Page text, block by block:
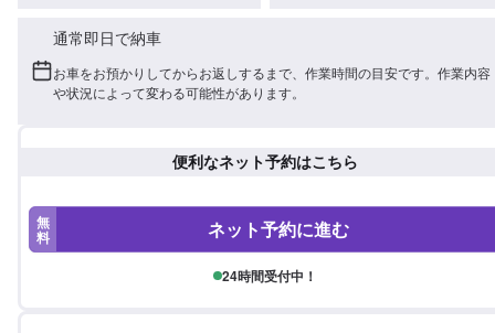
通常即日で納車
お車をお預かりしてからお返しするまで、作業時間の目安です。作業内容
や状況によって変わる可能性があります。
便利なネット予約はこちら
無
料 ネット予約に進む
24時間受付中！